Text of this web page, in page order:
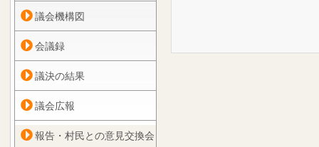
議会機構図
会議録
議決の結果
議会広報
報告・村民との意見交換会